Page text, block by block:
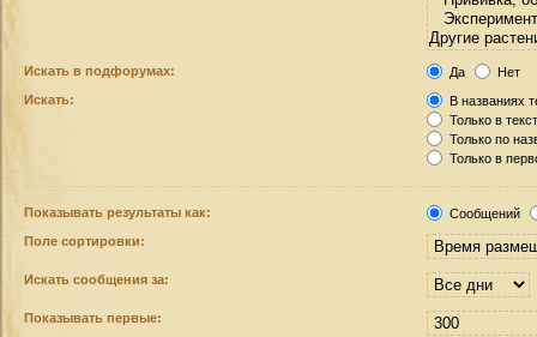
Искать в подфорумах: Да
Нет
Искать:
В названиях
Только в
Только по
Только в
Показывать результаты как:
Сообщений
Поле сортировки:
Искать сообщения за:
Показывать первые: